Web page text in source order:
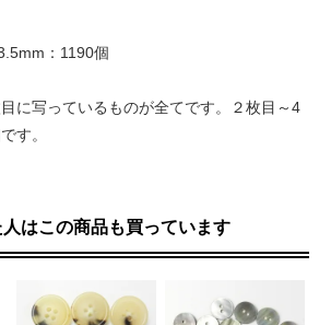
：1190個
に写っているものが全てです。２枚目～4
す。
はこの商品も買っています